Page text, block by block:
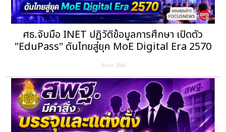
ศธ.จับมือ INET ปฏิวัติข้อมูลการศึกษา เปิดตัว
"EduPass" ดันไทยสู่ยุค MoE Digital Era 2570
29 ก.ค. 2569